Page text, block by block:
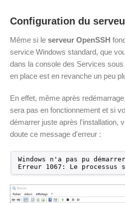
Configuration du
Même si le serveur OpenSSH
service Windows standard, que
dans la console des Services sous
en place est en revanche un peu
En effet, même après
sera pas en fonctionnement et si
démarrer juste après l'installation,
doute ce message d'erreur :
Windows n'a pas pu
Erreur 1067: Le processus